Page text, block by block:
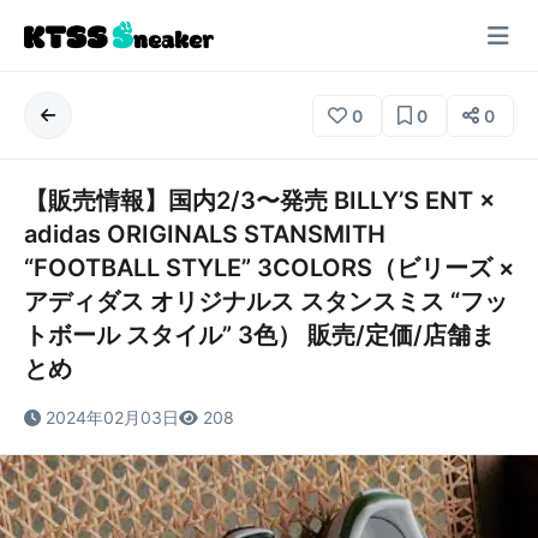
0 0 0
【販売情報】国内2/3〜発売 BILLY’S ENT ×
adidas ORIGINALS STANSMITH
“FOOTBALL STYLE” 3COLORS（ビリーズ ×
アディダス オリジナルス スタンスミス “フッ
トボール スタイル” 3色） 販売/定価/店舗ま
とめ
2024年02月03日 208